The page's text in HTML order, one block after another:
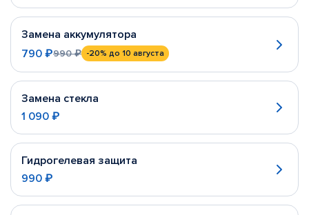
Замена аккумулятора
790 ₽990 ₽ -20% до 10 августа
Замена стекла
1 090 ₽
Гидрогелевая защита
990 ₽